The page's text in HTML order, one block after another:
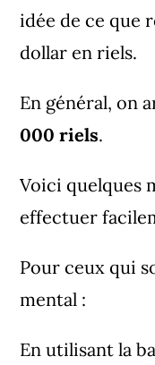
idée de ce que
dollar en riels.
En général, on
000 riels.
Voici quelques
effectuer
Pour ceux qui
mental :
En utilisant la